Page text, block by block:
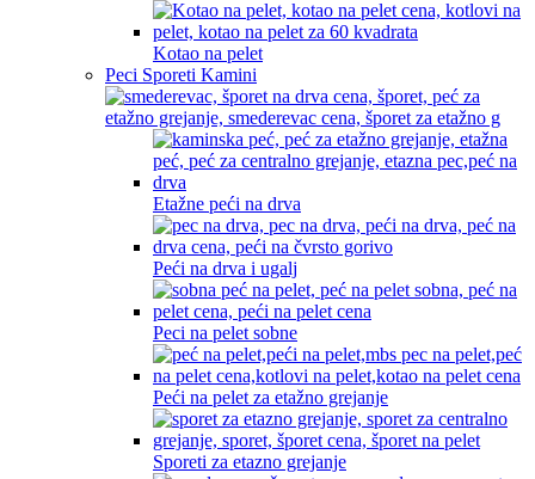
Kotao na pelet
Peci Sporeti Kamini
Etažne peći na drva
Peći na drva i ugalj
Peci na pelet sobne
Peći na pelet za etažno grejanje
Sporeti za etazno grejanje